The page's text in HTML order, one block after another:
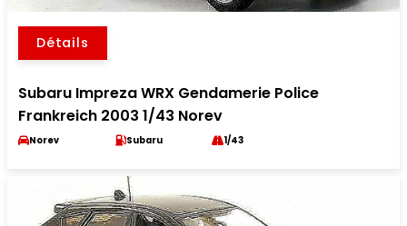
Détails
Subaru Impreza WRX Gendamerie Police
Frankreich 2003 1/43 Norev
Norev Subaru 1/43